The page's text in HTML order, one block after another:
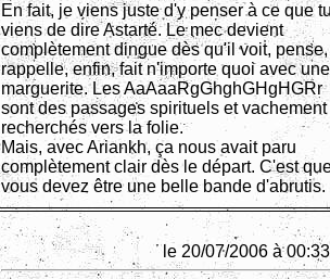
En fait, je viens juste d'y penser à ce que
viens de dire Astarté. Le mec devient
complètement dingue dès qu'il voit,
rappelle, enfin, fait n'importe quoi avec une
marguerite. Les AaAaaRgGhghGHgHGRr
sont des passages spirituels et vachement
recherchés vers la folie.
Mais, avec Ariankh, ça nous avait paru
complètement clair dès le départ. C'est
vous devez être une belle bande d'abrutis.
le 20/07/2006 à